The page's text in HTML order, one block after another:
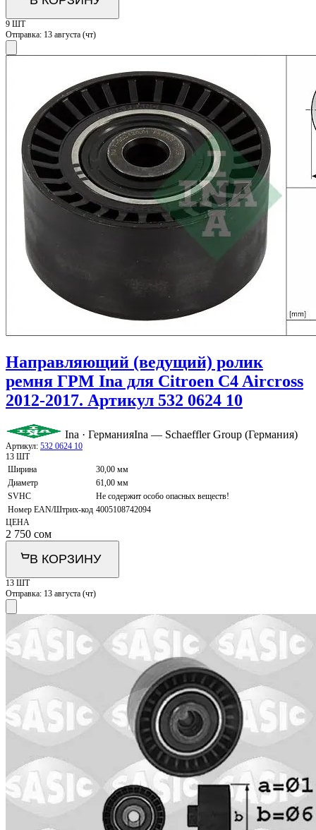
9 ШТ
Отправка: 13 августа (чт)
Направляющий (ведущий) ролик
ремня ГРМ Ina для Citroen C4 Aircross
2012-2017. Артикул 532 0624 10
Ina · ГерманияIna — Schaeffler Group (Германия)
Артикул: 532 0624 10
13 ШТ
Ширина
30,00 мм
Диаметр
61,00 мм
SVHC
Не содержит особо опасных веществ!
Номер EAN/Штрих-код 4005108742094
ЦЕНА
2 750 сом
В КОРЗИНУ
13 ШТ
Отправка: 13 августа (чт)